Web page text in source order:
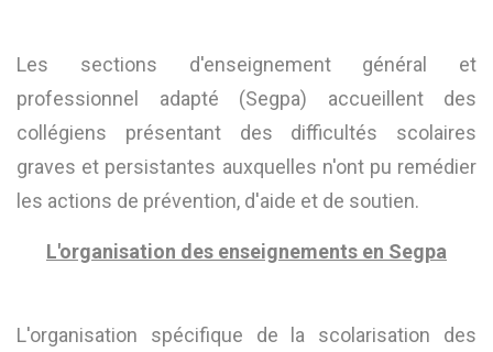
Les sections d'enseignement général et
professionnel adapté (Segpa) accueillent des
collégiens présentant des difficultés scolaires
graves et persistantes auxquelles n'ont pu remédier
les actions de prévention, d'aide et de soutien.
L'organisation des enseignements en Segpa
L'organisation spécifique de la scolarisation des